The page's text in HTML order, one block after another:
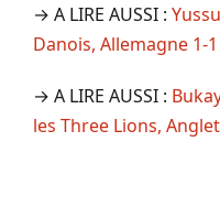
→ A LIRE AUSSI :
Danois, Allemagne 1-
→ A LIRE AUSSI :
les Three Lions,